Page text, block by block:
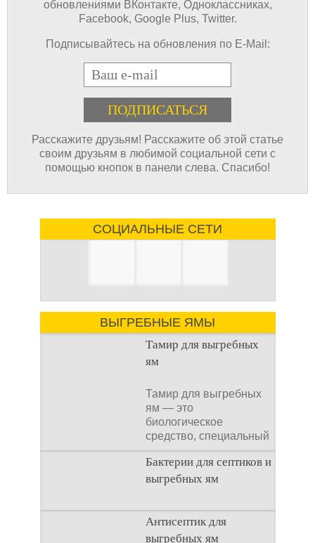
обновлениями ВКонтакте, Одноклассниках,
Facebook, Google Plus, Twitter.
Подписывайтесь на обновления по E-Mail:
E-mail
Расскажите друзьям! Расскажите об этой статье
своим друзьям в любимой социальной сети с
помощью кнопок в панели слева. Спасибо!
СОЦИАЛЬНЫЕ СЕТИ
ВЫГРЕБНЫЕ ЯМЫ
Тамир для выгребных
ям
Тамир для выгребных
ям — это
биологическое
средство, специальный
концентрат, который
используется
Бактерии для септиков и
выгребных ям
Очистка
канализационного
стока или выгребной
Антисептик для
выгребных ям